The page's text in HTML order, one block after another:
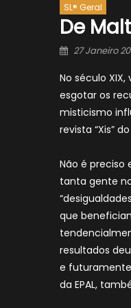
SL® Geral
De
Posted
27 Janeiro
No século
esgotar os
misticismo
revista “Xis”
Não é preciso
tanta gente
que
resultados
e
da EPAL,